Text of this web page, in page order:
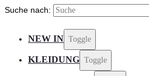
Suche nach:
NEW IN Toggle
KLEIDUNG Toggle